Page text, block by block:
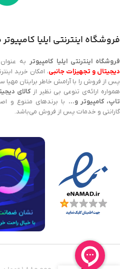
فروشگاه اینترنتی ایلیا
فروشگاه اینترنتی ایلیا کامپیوتر به عنوان
دیجیتال و تجهیزات جانبی، امکان خرید
پس از فروش را با آرامش خاطر برایتان
همواره ارائه‌ی تنوعی بی نظیر ازکالای
تاپ، کامپیوتر و… با برندهای متنوع و
گارانتی و خدمات پس از فروش می‌باشد.
ماوس